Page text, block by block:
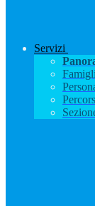
Servizi